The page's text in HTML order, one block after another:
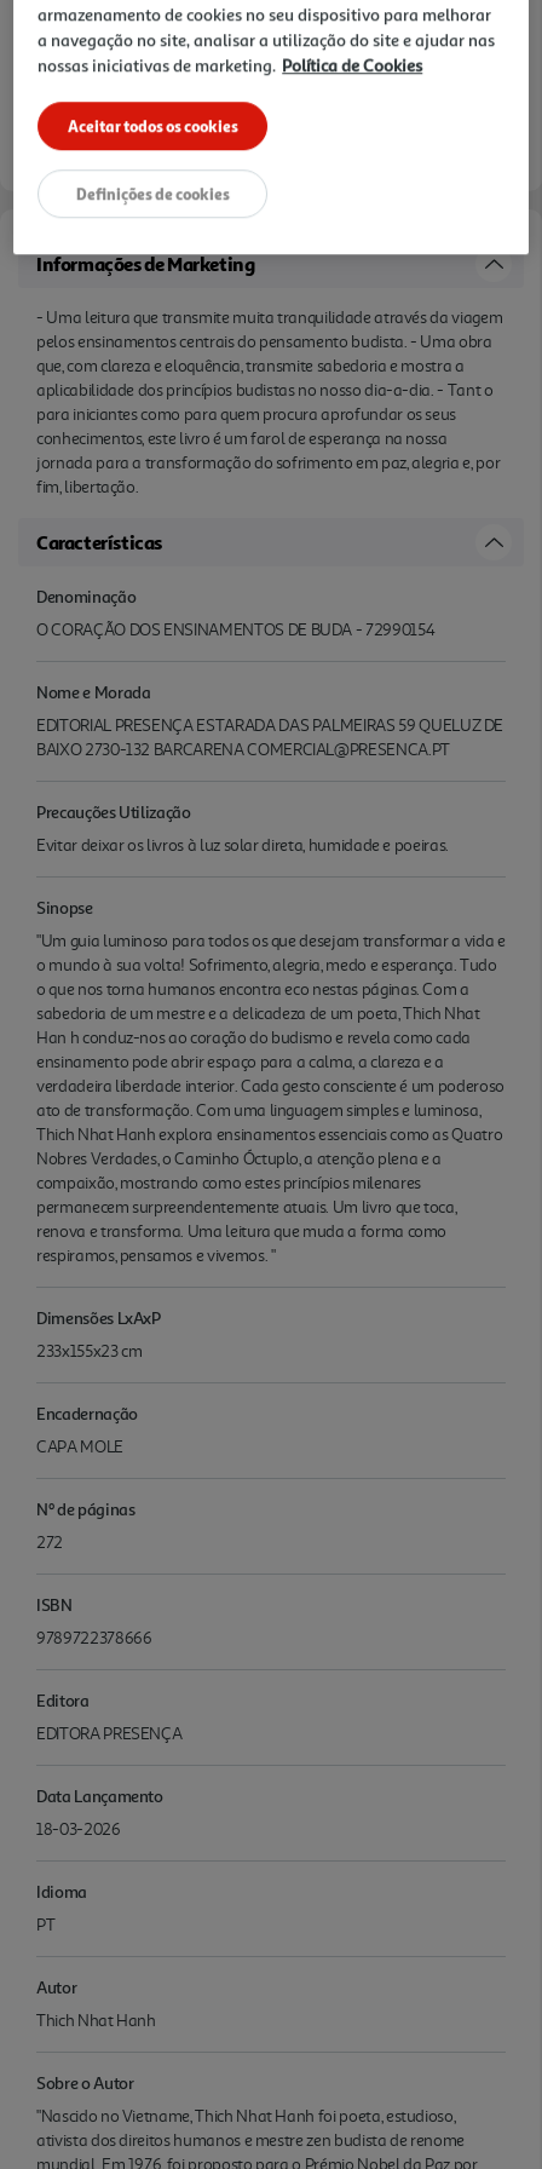
Informações de Marketing
- Uma leitura que transmite muita tranquilidade através da viagem
pelos ensinamentos centrais do pensamento budista. - Uma obra
que, com clareza e eloquência, transmite sabedoria e mostra a
aplicabilidade dos princípios budistas no nosso dia-a-dia. - Tant o
para iniciantes como para quem procura aprofundar os seus
conhecimentos, este livro é um farol de esperança na nossa
jornada para a transformação do sofrimento em paz, alegria e, por
fim, libertação.
Características
Denominação
O CORAÇÃO DOS ENSINAMENTOS DE BUDA - 72990154
Nome e Morada
EDITORIAL PRESENÇA ESTARADA DAS PALMEIRAS 59 QUELUZ DE
BAIXO 2730-132 BARCARENA COMERCIAL@PRESENCA.PT
Precauções Utilização
Evitar deixar os livros à luz solar direta, humidade e poeiras.
Sinopse
"Um guia luminoso para todos os que desejam transformar a vida e
o mundo à sua volta! Sofrimento, alegria, medo e esperança. Tudo
o que nos torna humanos encontra eco nestas páginas. Com a
sabedoria de um mestre e a delicadeza de um poeta, Thich Nhat
Han h conduz-nos ao coração do budismo e revela como cada
ensinamento pode abrir espaço para a calma, a clareza e a
verdadeira liberdade interior. Cada gesto consciente é um poderoso
ato de transformação. Com uma linguagem simples e luminosa,
Thich Nhat Hanh explora ensinamentos essenciais como as Quatro
Nobres Verdades, o Caminho Óctuplo, a atenção plena e a
compaixão, mostrando como estes princípios milenares
permanecem surpreendentemente atuais. Um livro que toca,
renova e transforma. Uma leitura que muda a forma como
respiramos, pensamos e vivemos. "
Dimensões LxAxP
233x155x23 cm
Encadernação
CAPA MOLE
Nº de páginas
272
ISBN
9789722378666
Editora
EDITORA PRESENÇA
Data Lançamento
18-03-2026
Idioma
PT
Autor
Thich Nhat Hanh
Sobre o Autor
"Nascido no Vietname, Thich Nhat Hanh foi poeta, estudioso,
ativista dos direitos humanos e mestre zen budista de renome
mundial. Em 1976, foi proposto para o Prémio Nobel da Paz por
armazenamento de cookies no seu dispositivo para melhorar
a navegação no site, analisar a utilização do site e ajudar nas
nossas iniciativas de marketing. Política de Cookies
Aceitar todos os cookies
Definições de cookies